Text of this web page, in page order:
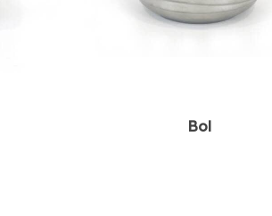
Bol